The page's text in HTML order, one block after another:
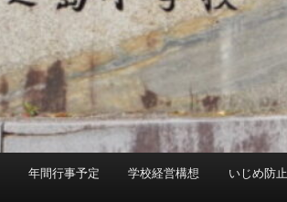
年間行事予定 学校経営構想 いじめ防